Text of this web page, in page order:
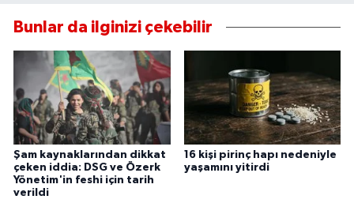
Bunlar da ilginizi çekebilir
Şam kaynaklarından dikkat
çeken iddia: DSG ve Özerk
Yönetim'in feshi için tarih
verildi
16 kişi pirinç hapı nedeniyle
yaşamını yitirdi